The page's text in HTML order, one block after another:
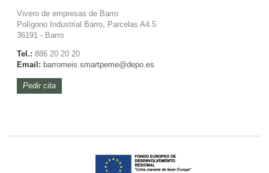
Vivero de empresas de Barro
Polígono Industrial Barro, Parcelas A4.5
36191 - Barro
Tel.: 886 20 20 20
Email: barromeis.smartpeme@depo.es
Pedir cita